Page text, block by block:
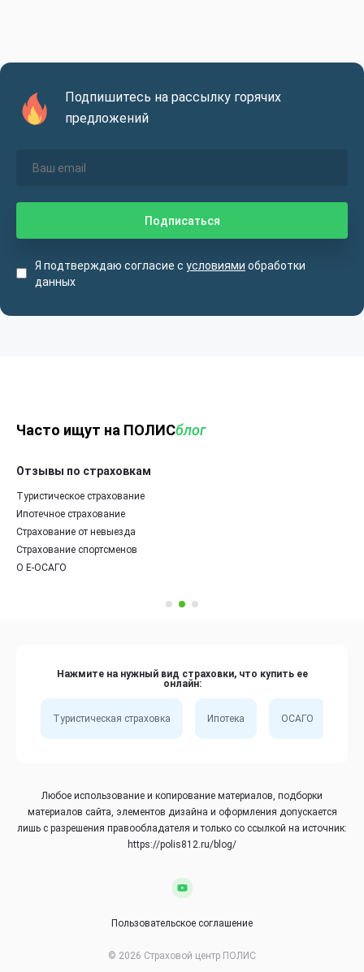
Подпишитесь на рассылку горячих
предложений
Я подтверждаю согласие с условиями обработки
данных
Часто ищут на ПОЛИСблог
Отзывы по страховкам
Туристическое страхование
Ипотечное страхование
Страхование от невыезда
Страхование спортсменов
О Е-ОСАГО
Нажмите на нужный вид страховки, что купить ее
онлайн:
Туристическая страховка Ипотека ОСАГО
Любое использование и копирование материалов, подборки
материалов сайта, элементов дизайна и оформления допускается
лишь с разрешения правообладателя и только со ссылкой на источник:
https://polis812.ru/blog/
Пользовательское соглашение
© 2026 Страховой центр ПОЛИС